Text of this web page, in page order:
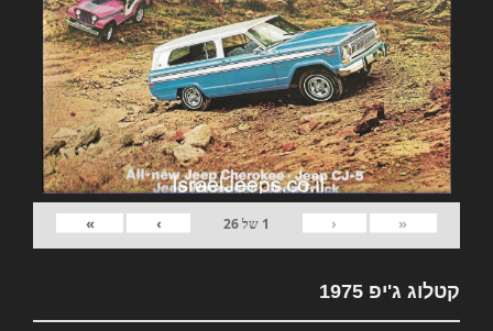
«
‹
1 של26
›
»
קטלוג ג'יפ 1975